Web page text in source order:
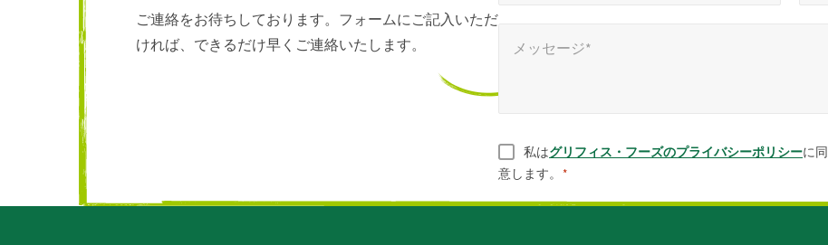
ご連絡をお待ちしております。フォームにご記入いただ
ければ、できるだけ早くご連絡いたします。
す
メッセージ*
メッセージ*
同意
*
私はグリフィス・フーズのプライバシーポリシーに同
意します。 *